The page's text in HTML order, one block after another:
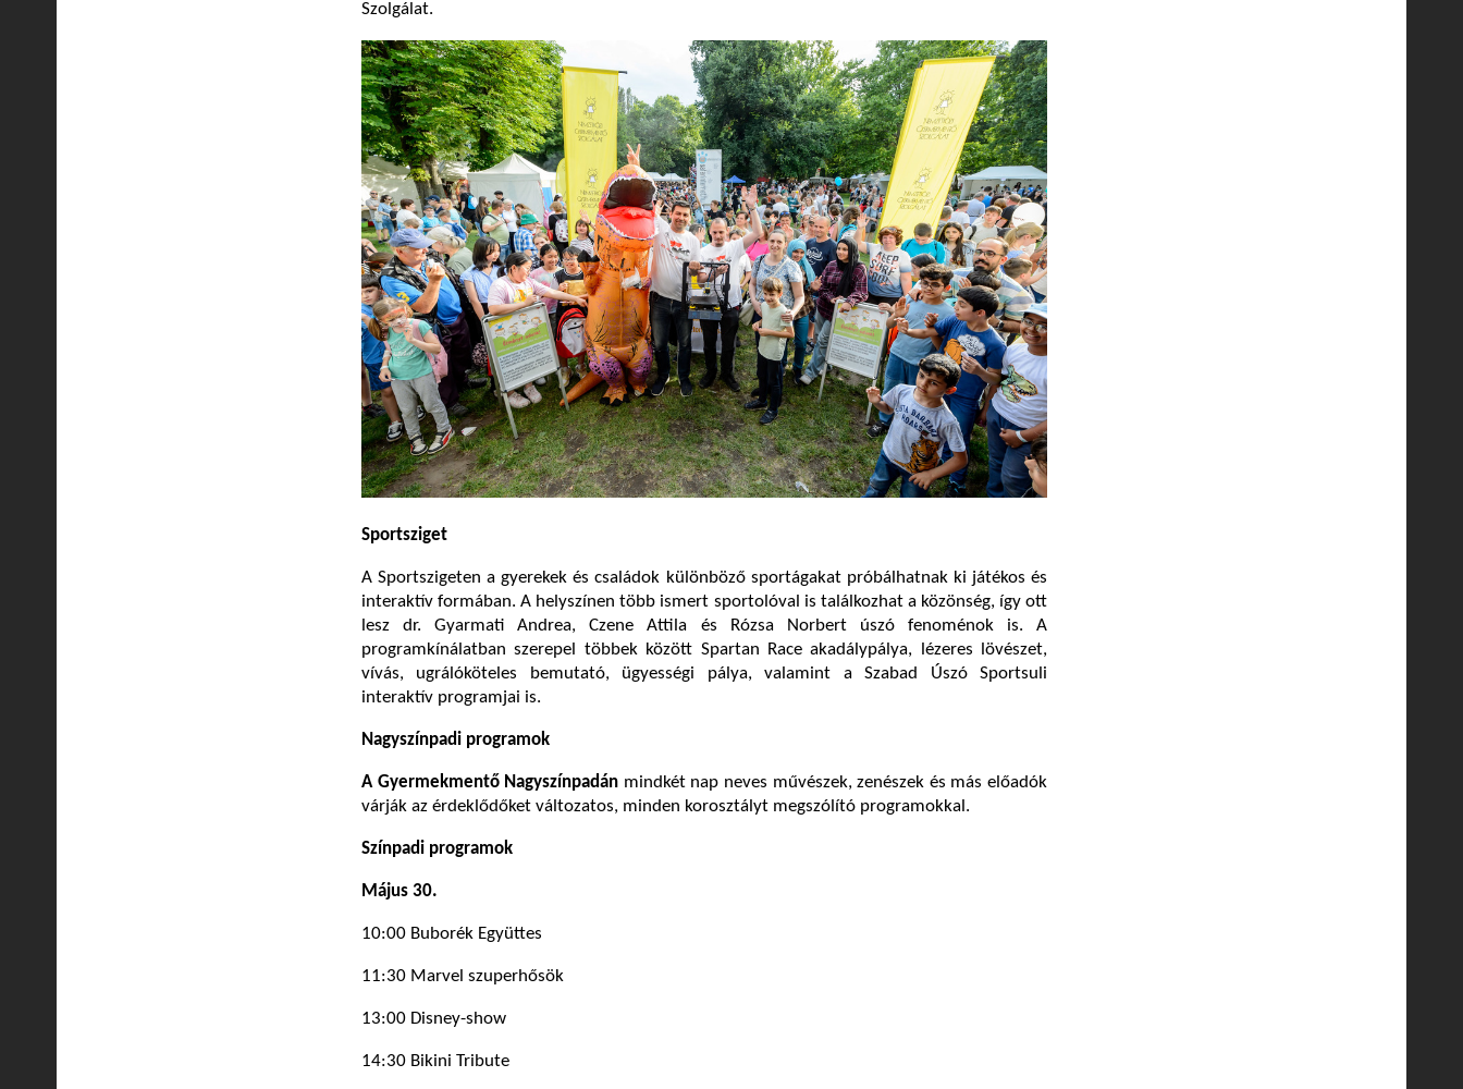
Szolgálat.
Sportsziget
A Sportszigeten a gyerekek és családok különböző sportágakat próbálhatnak ki játékos és
interaktív formában. A helyszínen több ismert sportolóval is találkozhat a közönség, így ott
lesz dr. Gyarmati Andrea, Czene Attila és Rózsa Norbert úszó fenoménok is. A
programkínálatban szerepel többek között Spartan Race akadálypálya, lézeres lövészet,
vívás, ugrálóköteles bemutató, ügyességi pálya, valamint a Szabad Úszó Sportsuli
interaktív programjai is.
Nagyszínpadi programok
A Gyermekmentő Nagyszínpadán mindkét nap neves művészek, zenészek és más előadók
várják az érdeklődőket változatos, minden korosztályt megszólító programokkal.
Színpadi programok
Május 30.
10:00 Buborék Együttes
11:30 Marvel szuperhősök
13:00 Disney-show
14:30 Bikini Tribute